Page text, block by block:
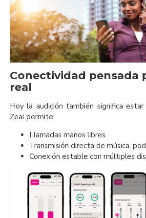
Conectividad pensada
real
Hoy la audición también significa
Zeal permite:
Llamadas manos libres.
Transmisión directa de música,
Conexión estable con múltiples